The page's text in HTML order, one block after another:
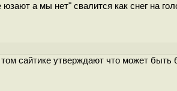
а мы нет" свалится как снег на
сайтике утверждают что может быть